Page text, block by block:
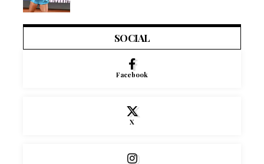
SOCIAL
Facebook
X